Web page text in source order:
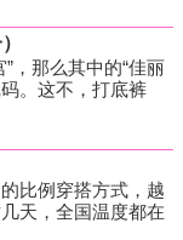
，那么其中的“佳丽
。这不，打底裤
比例穿搭方式，越
天，全国温度都在